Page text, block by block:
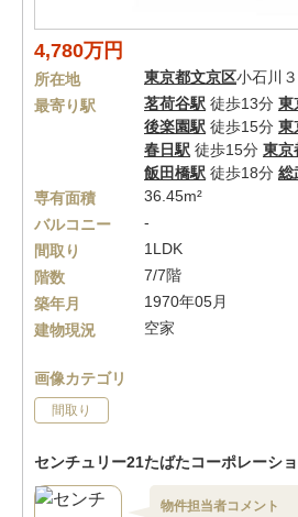
4,780万円
所在地 東京都文京区小石川
最寄り駅
茗荷谷駅 徒歩13分 東
後楽園駅 徒歩15分 東
春日駅 徒歩15分 東京
飯田橋駅 徒歩18分 総
専有面積
36.45m²
バルコニー
-
間取り
1LDK
階数
7/7階
築年月
1970年05月
建物現況
空家
画像カテゴリ
間取り
センチュリー21たばたコーポレーシ
物件担当者コメント